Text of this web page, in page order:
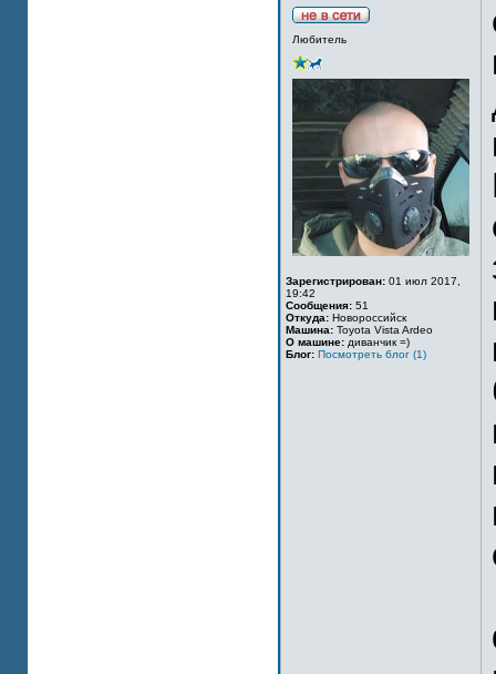
Любитель
Зарегистрирован: 01 июл 2017,
19:42
Сообщения: 51
Откуда: Новороссийск
Машина: Toyota Vista Ardeo
О машине: диванчик =)
Блог: Посмотреть блог (1)